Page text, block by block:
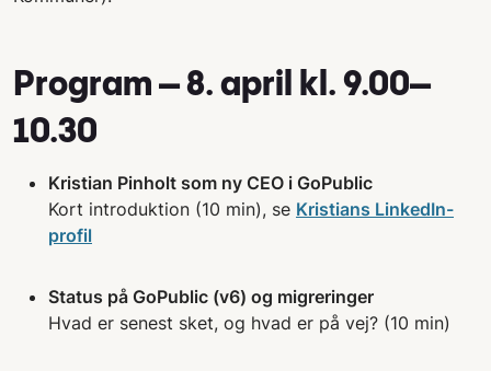
Program – 8. april kl. 9.00–
10.30
Kristian Pinholt som ny CEO i GoPublic
Kort introduktion (10 min), se Kristians LinkedIn-
profil
Status på GoPublic (v6) og migreringer
Hvad er senest sket, og hvad er på vej? (10 min)